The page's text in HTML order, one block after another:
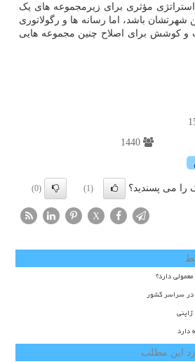
استراتژی مؤثری برای زیرمجموعه های یک
باشد، اما رسانه ها و رگولاتوری
و کوشش برای اصلاح چنین مجموعه هایی
می پسندید؟ (1)
(0)
X
دارد؟
در سراسر کشور
دارد
این مطلب